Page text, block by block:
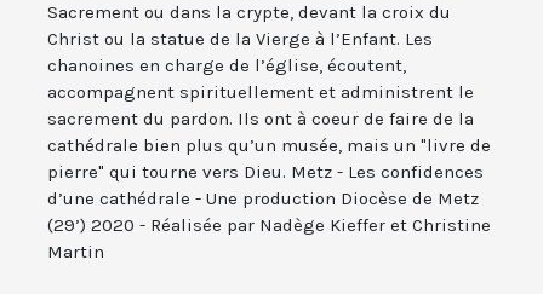
Sacrement ou dans la crypte, devant la croix du
Christ ou la statue de la Vierge à l’Enfant. Les
chanoines en charge de l’église, écoutent,
accompagnent spirituellement et administrent le
sacrement du pardon. Ils ont à coeur de faire de la
cathédrale bien plus qu’un musée, mais un "livre de
pierre" qui tourne vers Dieu. Metz - Les confidences
d’une cathédrale - Une production Diocèse de Metz
(29’) 2020 - Réalisée par Nadège Kieffer et Christine
Martin